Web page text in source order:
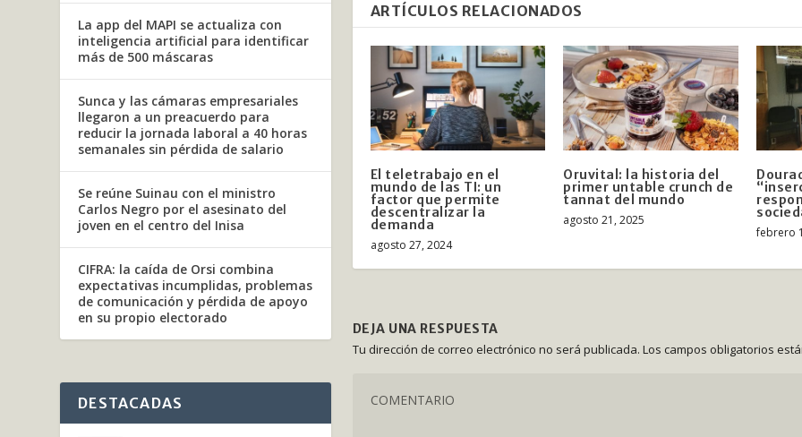
ARTÍCULOS RELACIONADOS
El teletrabajo en el
mundo de las TI: un
factor que permite
descentralizar la
demanda
agosto 27, 2024
Oruvital: la historia del
primer untable crunch de
tannat del mundo
agosto 21, 2025
febrero
DEJA UNA RESPUESTA
Tu dirección de correo electrónico no será publicada. Los campos obligatorios
La app del MAPI se actualiza con
inteligencia artificial para identificar
más de 500 máscaras
Sunca y las cámaras empresariales
llegaron a un preacuerdo para
reducir la jornada laboral a 40 horas
semanales sin pérdida de salario
Se reúne Suinau con el ministro
Carlos Negro por el asesinato del
joven en el centro del Inisa
CIFRA: la caída de Orsi combina
expectativas incumplidas, problemas
de comunicación y pérdida de apoyo
en su propio electorado
DESTACADAS